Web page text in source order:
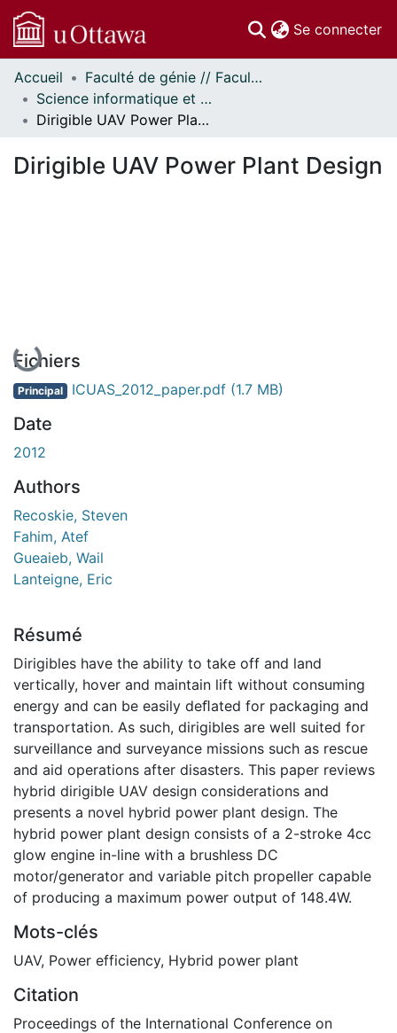
Se connecter
Communautés
et collections
Parcourir
À propos
Accueil
Faculté de génie // Faculty of Engineering
Science informatique et génie électrique - Publications // Electrical Engineering and Computer Science - Publications
Dirigible UAV Power Plant Design
Dirigible UAV Power Plant Design
Fichiers
Principal ICUAS_2012_paper.pdf (1.7 MB)
Date
2012
Authors
Recoskie, Steven
Fahim, Atef
Gueaieb, Wail
Lanteigne, Eric
Résumé
Dirigibles have the ability to take off and land
vertically, hover and maintain lift without consuming
energy and can be easily deﬂated for packaging and
transportation. As such, dirigibles are well suited for
surveillance and surveyance missions such as rescue
and aid operations after disasters. This paper reviews
hybrid dirigible UAV design considerations and
presents a novel hybrid power plant design. The
hybrid power plant design consists of a 2-stroke 4cc
glow engine in-line with a brushless DC
motor/generator and variable pitch propeller capable
of producing a maximum power output of 148.4W.
Mots-clés
UAV, Power efficiency, Hybrid power plant
Citation
Proceedings of the International Conference on